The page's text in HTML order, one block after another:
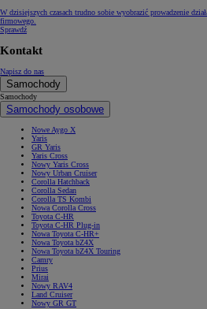
W dzisiejszych czasach trudno sobie wyobrazić prowadzenie
firmowego.
Sprawdź
Kontakt
Napisz do nas
Samochody
Samochody
Samochody osobowe
Nowe Aygo X
Yaris
GR Yaris
Yaris Cross
Nowy Yaris Cross
Nowy Urban Cruiser
Corolla Hatchback
Corolla Sedan
Corolla TS Kombi
Nowa Corolla Cross
Toyota C-HR
Toyota C-HR Plug-in
Nowa Toyota C-HR+
Nowa Toyota bZ4X
Nowa Toyota bZ4X Touring
Camry
Prius
Mirai
Nowy RAV4
Land Cruiser
Nowy GR GT